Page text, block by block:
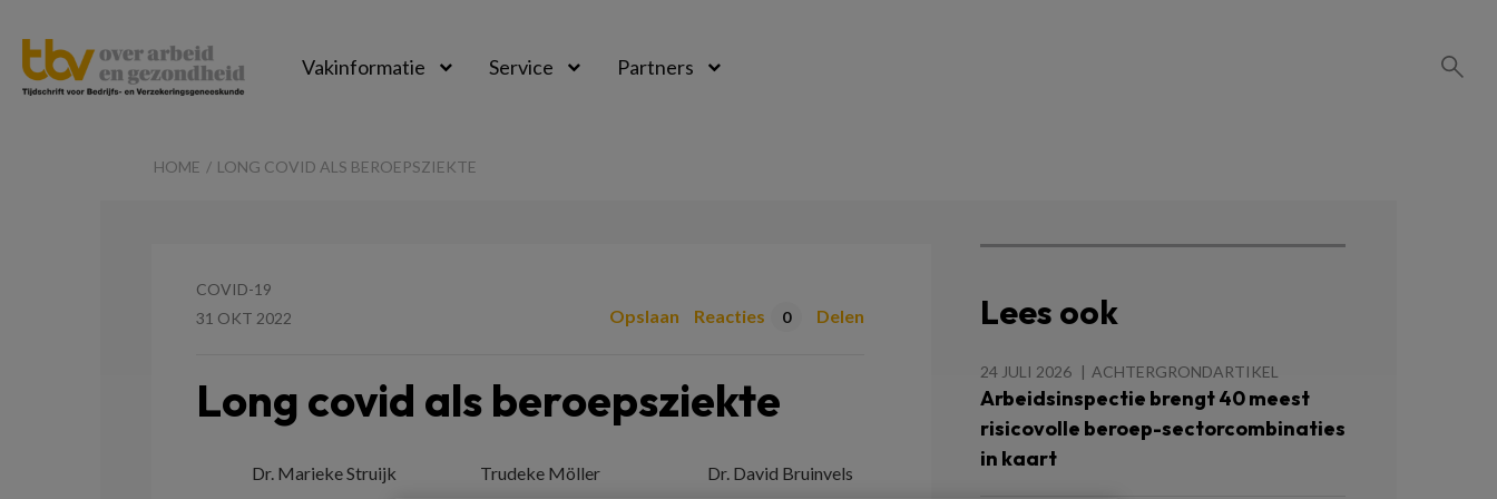
Online
Vakinformatie Service Partners
HOME LONG COVID ALS BEROEPSZIEKTE
COVID-19
31 OKT 2022
Opslaan Reacties 0 Delen
Long covid als beroepsziekte
Dr. Marieke Struijk Trudeke Möller Dr. David Bruinvels
Lees ook
24 JULI 2026 ACHTERGRONDARTIKEL
Arbeidsinspectie brengt 40 meest
risicovolle beroep-sectorcombinaties
in kaart